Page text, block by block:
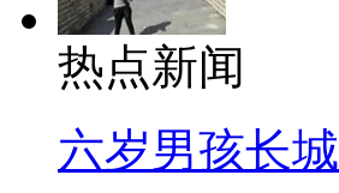
热点新闻
六岁男孩长